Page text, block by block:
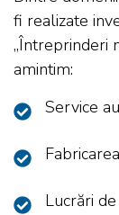
fi realizate
„Întreprinderi
amintim:
Service
Lucrări